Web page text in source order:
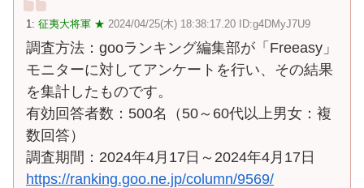
1: 征夷大将軍 ★ 2024/04/25(木) 18:38:17.20 ID:g4DMyJ7U9
調査方法：gooランキング編集部が「Freeasy」
モニターに対してアンケートを行い、その結果
を集計したものです。
有効回答者数：500名（50～60代以上男女：複
数回答）
調査期間：2024年4月17日～2024年4月17日
https://ranking.goo.ne.jp/column/9569/